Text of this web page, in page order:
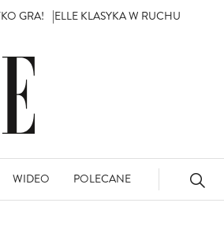
GRA! ELLE KLASYKA W RUCHU
WIDEO POLECANE